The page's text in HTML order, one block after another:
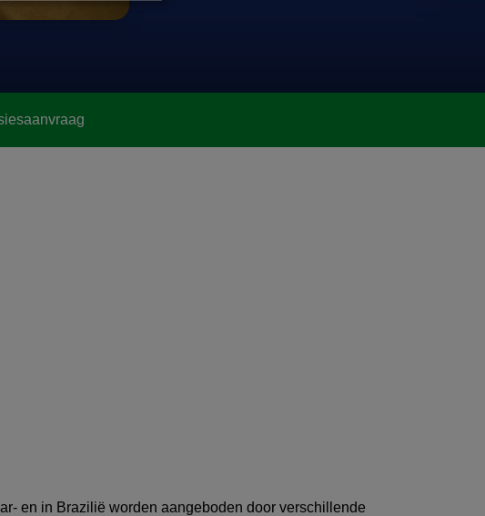
aanvraag
en in Brazilië worden aangeboden door verschillende